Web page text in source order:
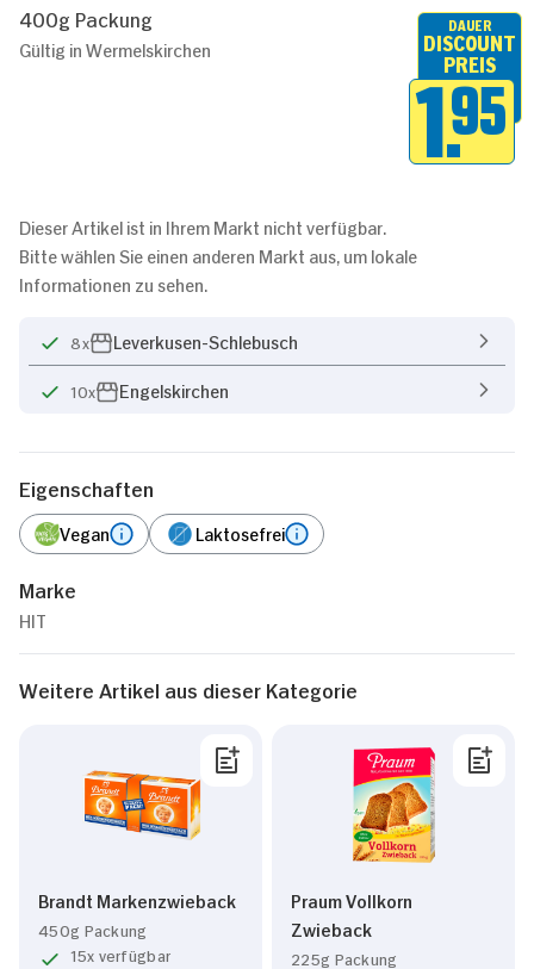
400g Packung
Gültig in Wermelskirchen
DAUER
DISCOUNT
PREIS
1.95
Dieser Artikel ist in Ihrem Markt nicht verfügbar.
Bitte wählen Sie einen anderen Markt aus, um lokale
Informationen zu sehen.
8x Leverkusen-Schlebusch
10x Engelskirchen
Eigenschaften
Vegan Laktosefrei
Marke
HIT
Weitere Artikel aus dieser Kategorie
Brandt Markenzwieback
450g Packung
15x verfügbar
Praum Vollkorn
Zwieback
225g Packung